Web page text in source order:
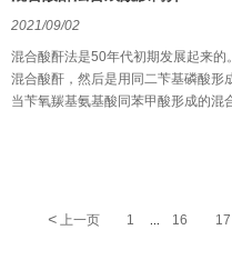
2021/09/02
混合酸酐法是50年代初期发展起来
混合酸酐，然后是用同二苄基磷酸形
当苄氧羰基氨基酸同苯甲酸形成的混
< 上一页 1 ... 16 17